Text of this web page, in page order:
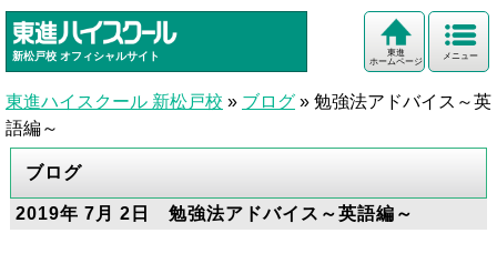
新松戸校 オフィシャルサイト メニュー
東進
ホームページ
東進ハイスクール 新松戸校 » ブログ » 勉強法アドバイス～英
語編～
ブログ
2019年 7月 2日 勉強法アドバイス～英語編～